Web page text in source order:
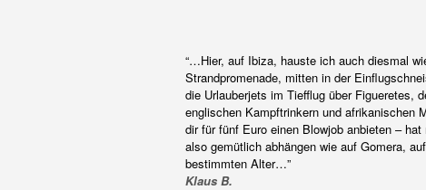
“…Hier, auf Ibiza, hauste ich auch diesmal
Strandpromenade, mitten in der
die Urlauberjets im Tiefflug über Figueretes,
englischen Kampftrinkern und afrikanischen
dir für fünf Euro einen Blowjob anbieten –
also gemütlich abhängen wie auf Gomera,
bestimmten Alter…”
Klaus B.